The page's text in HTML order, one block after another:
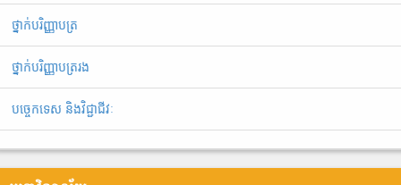
ថ្នាក់បរិញ្ញាបត្រ
ថ្នាក់បរិញ្ញាបត្ររង
បច្ចេកទេស និងវិជ្ជាជីវៈ